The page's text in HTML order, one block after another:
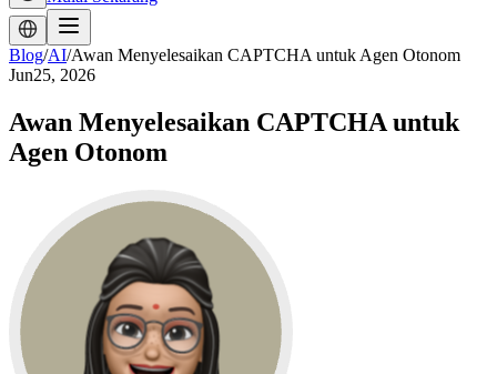
Blog/AI/Awan Menyelesaikan CAPTCHA untuk Agen Otonom
Jun25, 2026
Awan Menyelesaikan CAPTCHA untuk
Agen Otonom